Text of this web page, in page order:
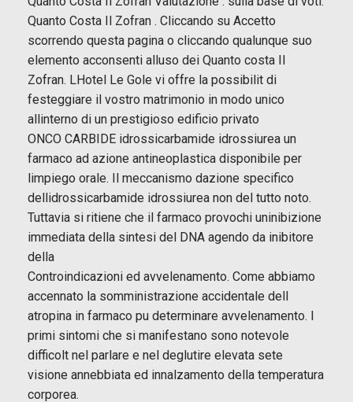
Quanto Costa Il Zofran . Cliccando su Accetto
scorrendo questa pagina o cliccando qualunque suo
elemento acconsenti alluso dei Quanto costa Il
Zofran. LHotel Le Gole vi offre la possibilit di
festeggiare il vostro matrimonio in modo unico
allinterno di un prestigioso edificio privato
ONCO CARBIDE idrossicarbamide idrossiurea un
farmaco ad azione antineoplastica disponibile per
limpiego orale. Il meccanismo dazione specifico
dellidrossicarbamide idrossiurea non del tutto noto.
Tuttavia si ritiene che il farmaco provochi uninibizione
immediata della sintesi del DNA agendo da inibitore
della
Controindicazioni ed avvelenamento. Come abbiamo
accennato la somministrazione accidentale dell
atropina in farmaco pu determinare avvelenamento. I
primi sintomi che si manifestano sono notevole
difficolt nel parlare e nel deglutire elevata sete
visione annebbiata ed innalzamento della temperatura
corporea.